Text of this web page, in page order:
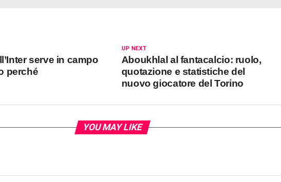
UP NEXT
Aboukhlal al fantacalcio: ruolo,
quotazione e statistiche del
nuovo giocatore del Torino
serve in campo
perché
YOU MAY LIKE